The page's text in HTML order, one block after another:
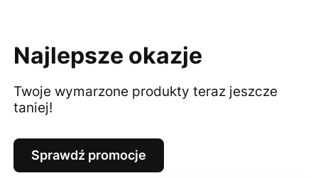
Najlepsze okazje
Twoje wymarzone produkty teraz jeszcze
taniej!
Sprawdź promocje